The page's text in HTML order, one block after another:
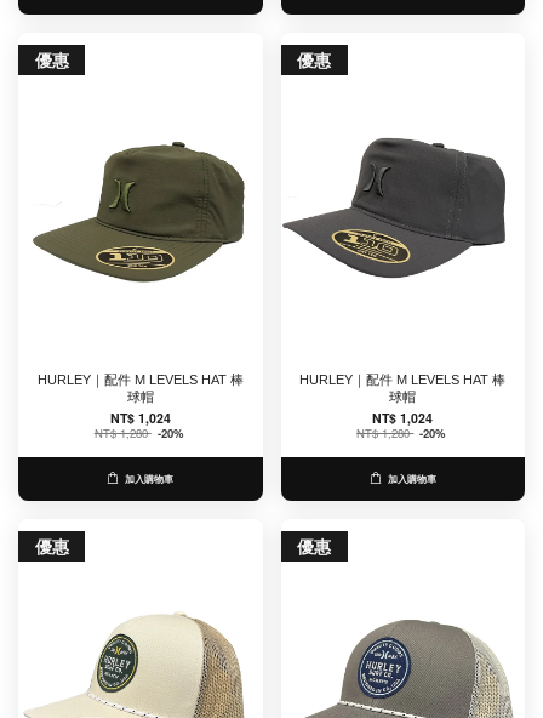
優惠
HURLEY｜配件 M LEVELS HAT 棒
球帽
NT$ 1,024
NT$ 1,280 -20%
加入購物車
優惠
HURLEY｜配件 M LEVELS HAT 棒
球帽
NT$ 1,024
NT$ 1,280 -20%
加入購物車
優惠 優惠